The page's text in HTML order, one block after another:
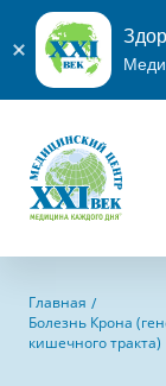
Главная
Болезнь Крона
кишечного тракта)